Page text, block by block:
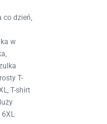
co dzień,
w
,
T-
,T-shirt
6XL